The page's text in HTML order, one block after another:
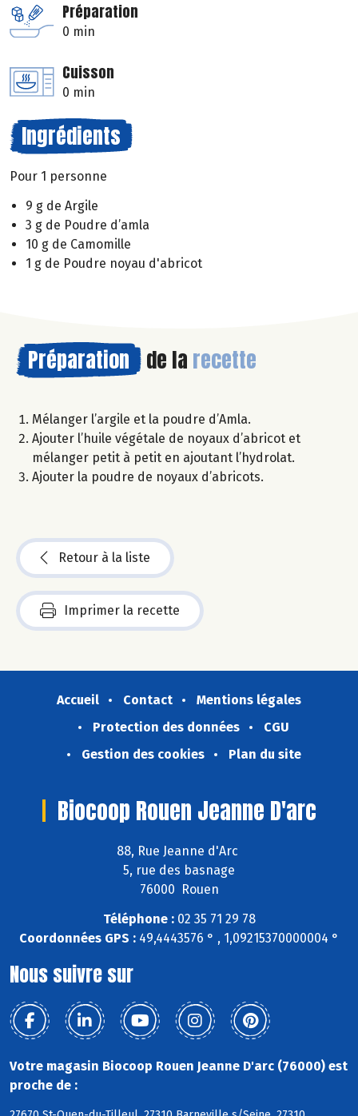
Préparation
0 min
Cuisson
0 min
Ingrédients
Pour 1 personne
9 g de Argile
3 g de Poudre d’amla
10 g de Camomille
1 g de Poudre noyau d'abricot
Préparation de la recette
Mélanger l’argile et la poudre d’Amla.
Ajouter l’huile végétale de noyaux d’abricot et
mélanger petit à petit en ajoutant l’hydrolat.
Ajouter la poudre de noyaux d’abricots.
Retour à la liste
Imprimer la recette
Accueil Contact
Mentions légales
Protection des données
CGU
Gestion des cookies
Plan du site
Biocoop Rouen Jeanne D'arc
88, Rue Jeanne d'Arc
5, rue des basnage
76000 Rouen
Téléphone :02 35 71 29 78
Coordonnées GPS : 49,4443576 ° , 1,09215370000004 °
Nous suivre sur
Votre magasin Biocoop Rouen Jeanne D'arc (76000) est
proche de :